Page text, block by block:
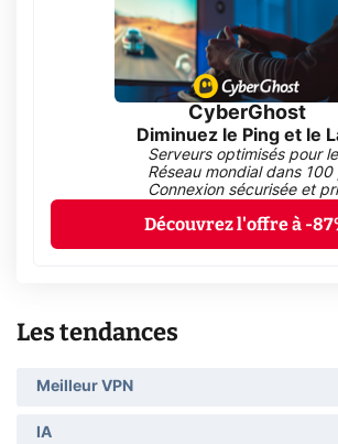
CyberGhost
Diminuez le Ping et le
Serveurs optimisés pour
Réseau mondial dans 100
Connexion sécurisée et
Découvrez l'offre à -
Les tendances
Meilleur VPN
IA